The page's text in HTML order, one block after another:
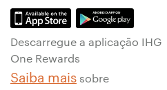
Descarregue a aplicação IHG
One Rewards
Saiba mais sobre